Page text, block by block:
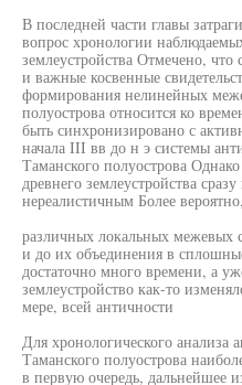
В последней части главы
вопрос хронологии
землеустройства Отмечено,
и важные косвенные
формирования нелинейных
полуострова относится ко
быть синхронизировано с
начала III вв до н э системы
Таманского полуострова
древнего землеустройства
нереалистичным Более
различных локальных
и до их объединения в
достаточно много времени, а
землеустройство как-то
мере, всей античности
Для хронологического анализа
Таманского полуострова
в первую очередь, дальнейшее